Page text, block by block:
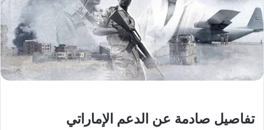
تفاصيل صادمة عن الدعم الإماراتي